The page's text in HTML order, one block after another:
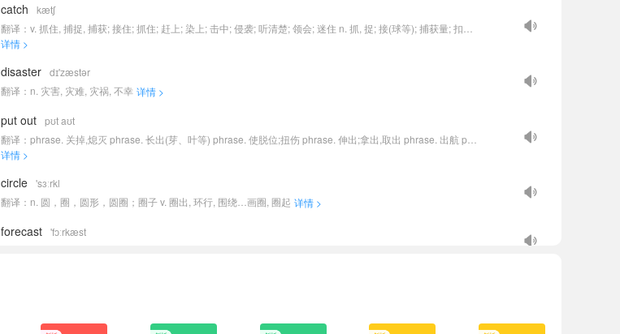
catch
kætʃ
详情 >
disaster dɪ'zæstər
翻译：n. 灾害, 灾难, 灾祸, 不幸 详情 >
put out pʊt aʊt
详情 >
circle 'sɜːrkl
翻译：n. 圆，圈，圆形，圆圈；圈子 v. 圈出, 环行, 围绕…画圈, 圈起 详情 >
forecast 'fɔːrkæst